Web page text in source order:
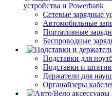
устройства и Powerbank
Сетевые зарядные
Автомобильные
Портативные
Беспроводные
Подставки для
Подставки и
Держатели для
Органайзеры